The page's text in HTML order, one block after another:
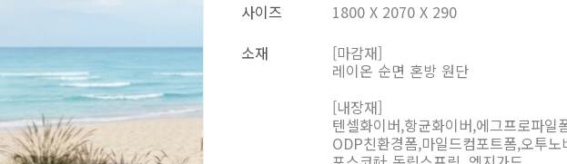
사이즈
1800 X 2070 X 290
소재
[마감재]
레이온 순면 혼방 원단
[내장재]
텐셀화이버,항균화이버,에그프로파일
ODP친환경폼,마일드컴포트폼,오투노